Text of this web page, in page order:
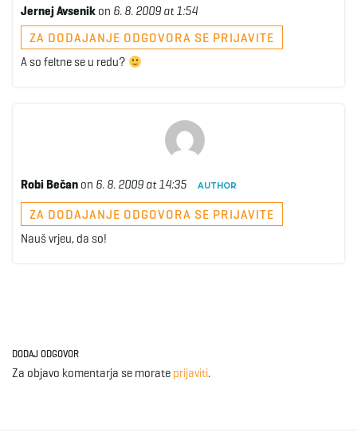
Jernej Avsenik on 6. 8. 2009 at 1:54
ZA DODAJANJE ODGOVORA SE PRIJAVITE
A so feltne se u redu?
Robi Bečan on 6. 8. 2009 at 14:35 AUTHOR
ZA DODAJANJE ODGOVORA SE PRIJAVITE
Nauš vrjeu, da so!
DODAJ ODGOVOR
Za objavo komentarja se morate prijaviti.